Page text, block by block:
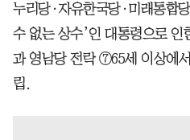
누리당·자유한국당·미래통합
수 없는 상수’인 대통령으로
과 영남당 전락 ⑦65세 이상에
립.